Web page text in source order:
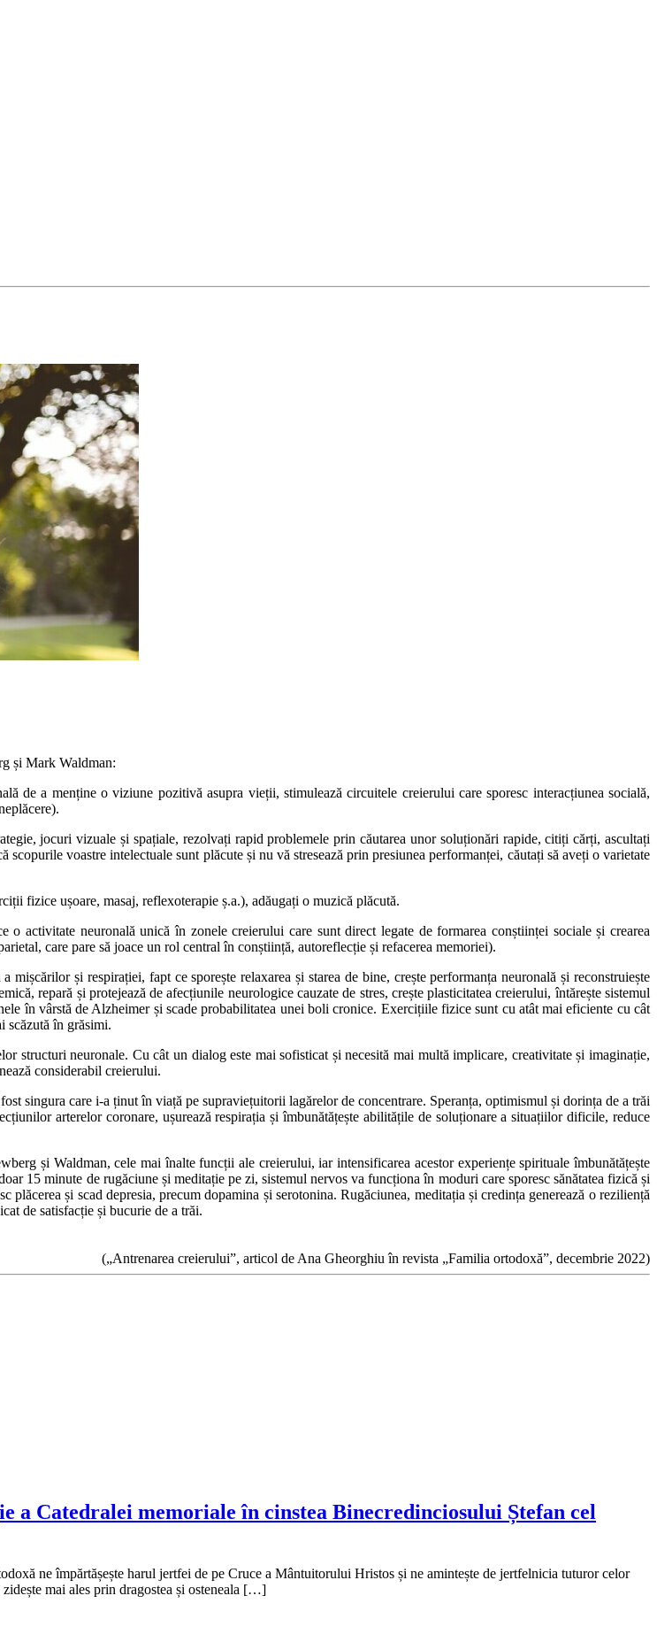
și Mark Waldman:
de a menține o viziune pozitivă asupra vieții, stimulează circuitele creierului care sporesc interacțiunea socială,
jocuri vizuale și spațiale, rezolvați rapid problemele prin căutarea unor soluționări rapide, citiți cărți, ascultați
voastre intelectuale sunt plăcute și nu vă stresează prin presiunea performanței, căutați să aveți o varietate
fizice ușoare, masaj, reflexoterapie ș.a.), adăugați o muzică plăcută.
activitate neuronală unică în zonele creierului care sunt direct legate de formarea conștiinței sociale și crearea
care pare să joace un rol central în conștiință, autoreflecție și refacerea memoriei).
și respirației, fapt ce sporește relaxarea și starea de bine, crește performanța neuronală și reconstruiește
repară și protejează de afecțiunile neurologice cauzate de stres, crește plasticitatea creierului, întărește sistemul
în vârstă de Alzheimer și scade probabilitatea unei boli cronice. Exercițiile fizice sunt cu atât mai eficiente cu cât
scăzută în grăsimi.
structuri neuronale. Cu cât un dialog este mai sofisticat și necesită mai multă implicare, creativitate și imaginație,
considerabil creierului.
singura care i-a ținut în viață pe supraviețuitorii lagărelor de concentrare. Speranța, optimismul și dorința de a trăi
arterelor coronare, ușurează respirația și îmbunătățește abilitățile de soluționare a situațiilor dificile, reduce
și Waldman, cele mai înalte funcții ale creierului, iar intensificarea acestor experiențe spirituale îmbunătățește
15 minute de rugăciune și meditație pe zi, sistemul nervos va funcționa în moduri care sporesc sănătatea fizică și
și scad depresia, precum dopamina și serotonina. Rugăciunea, meditația și credința generează o reziliență
de satisfacție și bucurie de a trăi.
(„Antrenarea creierului”, articol de Ana Gheorghiu în revista „Familia ortodoxă”, decembrie 2022)
Catedralei memoriale în cinstea Binecredinciosului Ștefan cel
ne împărtășește harul jertfei de pe Cruce a Mântuitorului Hristos și ne amintește de jertfelnicia tuturor celor
mai ales prin dragostea și osteneala […]